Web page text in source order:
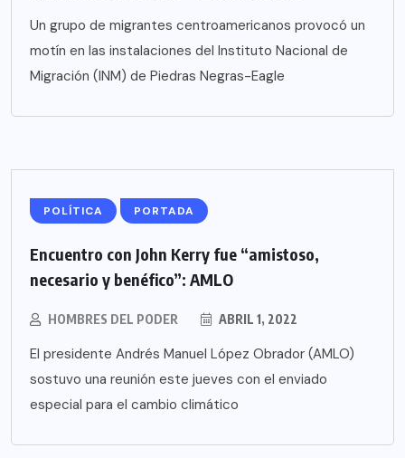
Un grupo de migrantes centroamericanos provocó un
motín en las instalaciones del Instituto Nacional de
Migración (INM) de Piedras Negras-Eagle
POLÍTICA PORTADA
Encuentro con John Kerry fue “amistoso,
necesario y benéfico”: AMLO
HOMBRES DEL PODER ABRIL 1, 2022
El presidente Andrés Manuel López Obrador (AMLO)
sostuvo una reunión este jueves con el enviado
especial para el cambio climático